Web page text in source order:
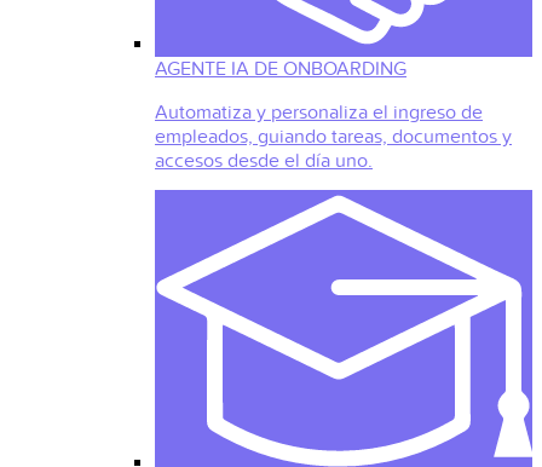
AGENTE IA DE ONBOARDING
Automatiza y personaliza el ingreso de
empleados, guiando tareas, documentos y
accesos desde el día uno.